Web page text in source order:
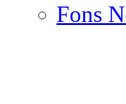
Fons